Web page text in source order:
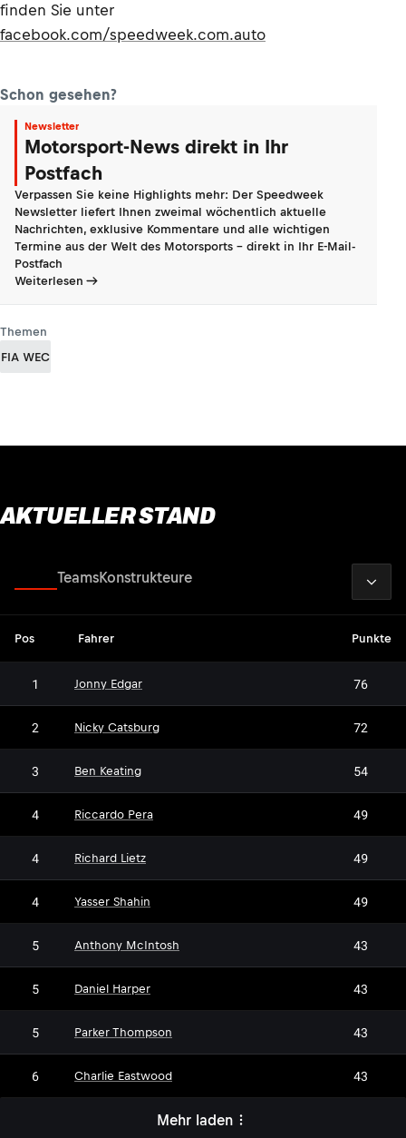
finden Sie unter
facebook.com/speedweek.com.auto
Schon gesehen?
Newsletter
Motorsport-News direkt in Ihr
Postfach
Verpassen Sie keine Highlights mehr: Der Speedweek
Newsletter liefert Ihnen zweimal wöchentlich aktuelle
Nachrichten, exklusive Kommentare und alle wichtigen
Termine aus der Welt des Motorsports - direkt in Ihr E-Mail-
Postfach
Weiterlesen
Themen
FIA WEC
AKTUELLER STAND
TeamsKonstrukteure
Pos Fahrer Punkte
1 Jonny Edgar 76
2 Nicky Catsburg 72
3 Ben Keating 54
4 Riccardo Pera 49
4 Richard Lietz 49
4 Yasser Shahin 49
5 Anthony McIntosh 43
5 Daniel Harper 43
5 Parker Thompson 43
6 Charlie Eastwood 43
Mehr laden